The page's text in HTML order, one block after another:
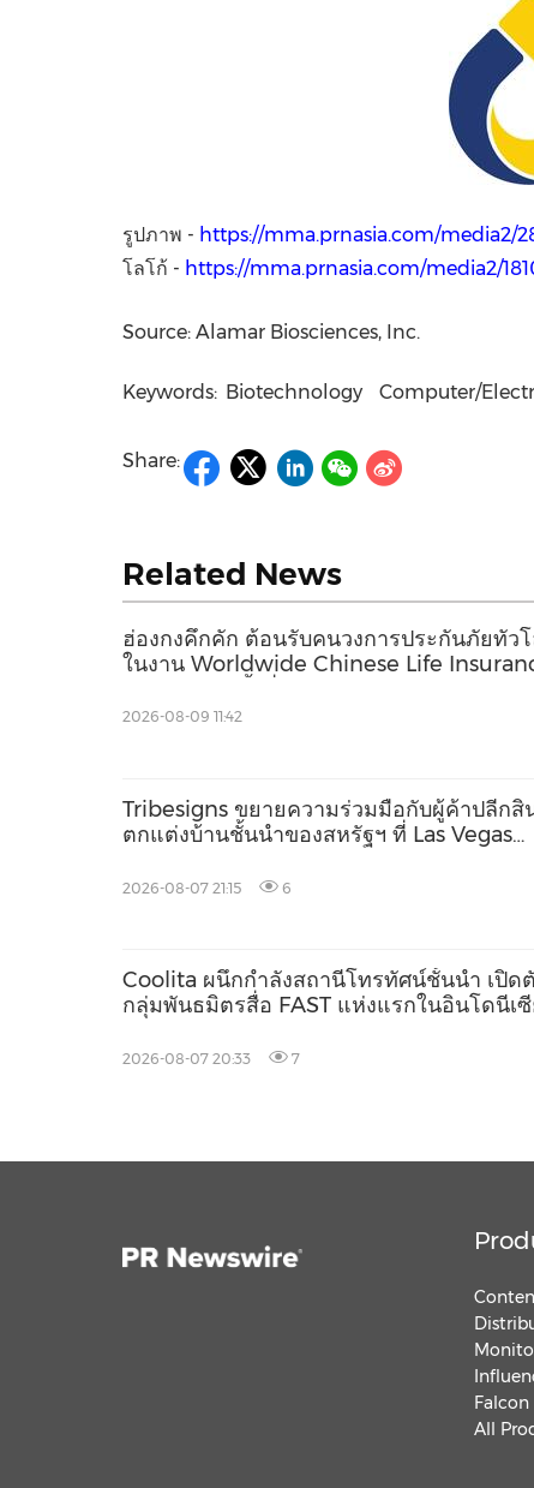
รูปภาพ - https://mma.prnasia.com/media2/
โลโก้ - https://mma.prnasia.com/media2/
Source: Alamar Biosciences, Inc.
Keywords: Biotechnology Computer/
Share:
Related News
ฮ่องกงคึกคัก ต้อนรับคนวงการประกันภัยทั่ว
ในงาน Worldwide Chinese Life
International Dragon Award (IDA) ประจ
2026-08-09 11:42
Tribesigns ขยายความร่วมมือกับผู้ค้าปลีกสิ
ตกแต่งบ้านชั้นนำของสหรัฐฯ ที่ Las Vegas
2026-08-07 21:15 6
Coolita ผนึกกำลังสถานีโทรทัศน์ชั้นนำ เปิด
กลุ่มพันธมิตรสื่อ FAST แห่งแรกในอินโดนีเซี
2026-08-07 20:33 7
Falcon
All